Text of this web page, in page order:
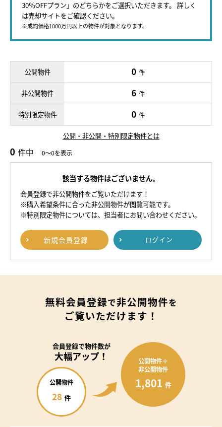
30％OFFプラン」のどちらかをご選択いただきます。 詳しく
は売却サイトをご確認ください。
※成約価格1000万円以上の物件が対象となります。
公開物件 0 件
非公開物件 6 件
特別限定物件 0 件
公開・非公開・特別限定物件とは
0 件中 0～0を表示
該当する物件はございません。
会員登録で非公開物件をご覧いただけます！
※購入希望条件に合った非公開物件が閲覧可能です。
※特別限定物件については、担当者にお問い合わせください。
新規会員登録 ログイン
無料会員登録で非公開物件を
ご覧いただけます！
会員登録で物件数が
大幅アップ！
公開物件
28 件
公開物件＋
非公開物件
1,801 件